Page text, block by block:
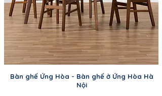
Bàn ghế Ứng Hòa - Bàn ghế ở Ứng Hòa Hà
Nội